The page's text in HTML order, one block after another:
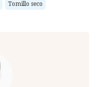
Tomillo seco